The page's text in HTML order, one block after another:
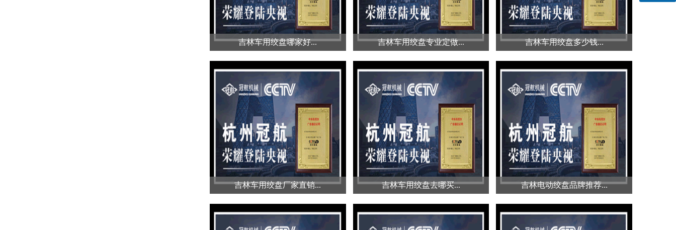
吉林车用绞盘哪家好...
吉林车用绞盘哪家好...
车用绞盘的品牌众多，对此很多人
陷入了选择困难中，那么到底是哪
家的...
吉林车用绞盘专业定做...
吉林车用绞盘专业定做...
车用绞盘的型号繁多，根据不同的
车型来选择合适的车用绞盘是关
键，车...
吉林车用绞盘多少钱...
吉林车用绞盘多少钱...
吉林车用绞盘多少钱？ 车用绞盘
的价格主要由多个方面决定，型号
的不...
吉林车用绞盘厂家直销... 吉林车用绞盘去哪买... 吉林电动绞盘品牌推荐...